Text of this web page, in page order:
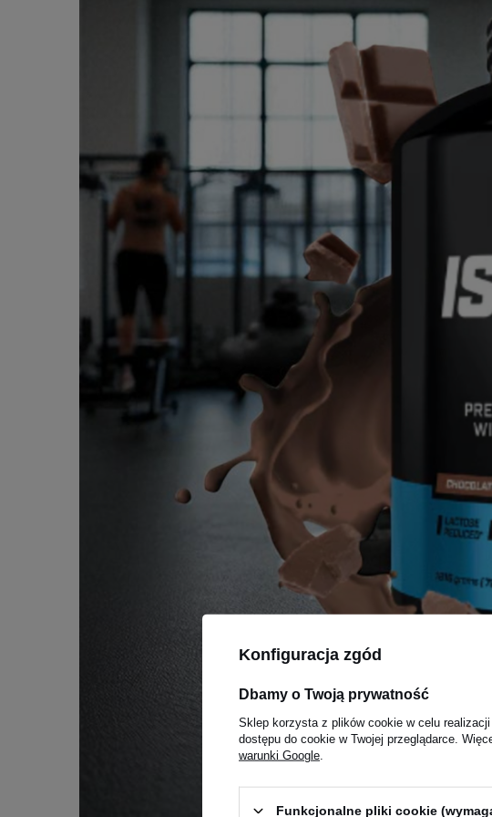
Konfiguracja zgód
Dbamy o Twoją prywatność
Sklep korzysta z plików cookie w celu realizacji
dostępu do cookie w Twojej przeglądarce.
warunki Google
Funkcjonalne pliki cookie